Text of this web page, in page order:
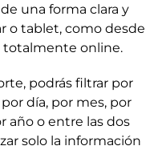
una forma clara y
o tablet, como desde
online.
podrás filtrar por
día, por mes, por
año o entre las dos
solo la información